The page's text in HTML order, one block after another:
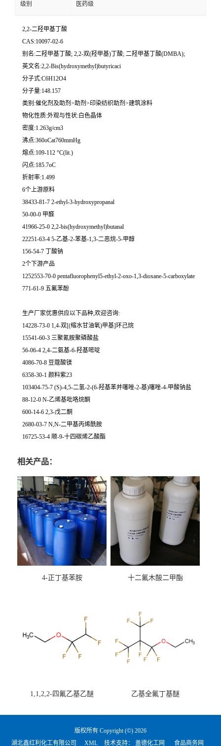
级别 医药级
2,2-二羟甲基丁酸
CAS:10097-02-6
别名:二羟甲基丁酸; 2,2-双(羟甲基)丁酸; 二羟甲基丁酸(DMBA);
英文名:2,2-Bis(hydroxymethyl)butyricaci
分子式:C6H12O4
分子量:148.157
类别:催化剂及助剂>助剂>印染纺织助剂>建筑涂料
物化性质:外观与性状:白色晶体
密度:1.263g/cm3
沸点:360oCat760mmHg
熔点:109-112 °C(lit.)
闪点:185.7oC
折射率:1.499
6个上游原料
38433-81-7 2-ethyl-3-hydroxypropanal
50-00-0 甲醛
41966-25-0 2,2-bis(hydroxymethyl)butanal
22251-63-4 5-乙基-2-苯基-1,3-二恶烷-5-甲醇
156-54-7 丁酸钠
2个下游产品
1252553-70-0 pentafluorophenyl5-ethyl-2-oxo-1,3-dioxane-5-carboxylate
771-61-9 五氟苯酚
生产厂家优惠供应以下品种,欢迎咨询:
14228-73-0 1,4-双[(缩水甘油氧)甲基]环己烷
15541-60-3 三聚氰胺聚磷酸盐
56-06-4 2,4-二氨基-6-羟基嘧啶
4086-70-8 豆蔻酸镁
6358-30-1 颜料紫23
103404-75-7 (S)-4,5-二氢-2-(6-羟基苯并噻唑-2-基)噻唑-4-甲酸钠盐
88-12-0 N-乙烯基吡咯烷酮
600-14-6 2,3-戊二酮
2680-03-7 N,N-二甲基丙烯酰胺
16725-53-4 顺-9-十四碳烯乙酸酯
相关产品：
4-正丁基苯胺 十二氟木酸二甲酯
1,1,2,2-四氟乙基乙醚 乙基全氟丁基醚
版权所有 Copyright (©) 2026
湖北鑫红利化工有限公司
XML 技术支持： 盖德化工网 食品商务网